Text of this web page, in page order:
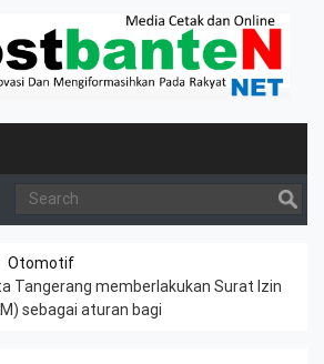
Otomotif
Tangerang memberlakukan Surat Izin
sebagai aturan bagi